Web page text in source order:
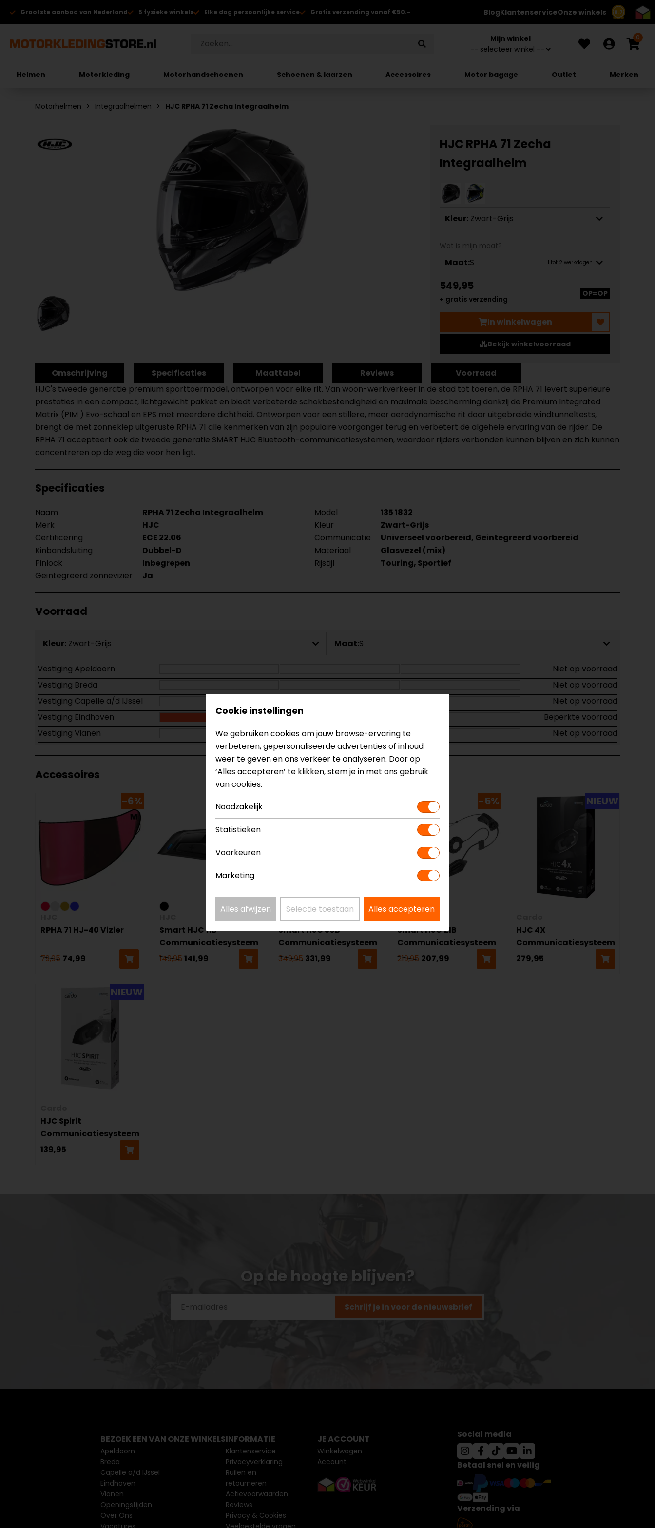
8.7
Grootste aanbod van Nederland 5 fysieke winkels Elke dag persoonlijke service Gratis verzending vanaf €50.- BlogKlantenserviceOnze winkels
Mijn winkel 0
Helmen Motorkleding Motorhandschoenen Schoenen & laarzen Accessoires Motor bagage Outlet Merken
Motorhelmen Integraalhelmen HJC RPHA 71 Zecha Integraalhelm
HJC RPHA 71 Zecha
Integraalhelm
Kleur: Zwart-Grijs
Wat is mijn maat?
Maat:S 1 tot 2 werkdagen
549,95
+ gratis verzending
OP=OP
In winkelwagen
Bekijk winkelvoorraad
Omschrijving Specificaties Maattabel Reviews
Voorraad
HJC's tweede generatie premium sporttoermodel, ontworpen voor elke rit. Van woon-werkverkeer in de stad tot toeren, de RPHA 71 levert superieure
prestaties in een compact, lichtgewicht pakket en biedt verbeterde schokbestendigheid en maximale bescherming dankzij de Premium Integrated
Matrix (PIM ) Evo-schaal en EPS met meerdere dichtheid. Ontworpen voor een stillere, meer aerodynamische rit door uitgebreide windtunneltests,
brengt de met zonneklep uitgeruste RPHA 71 alle kenmerken van zijn populaire voorganger terug en verbetert de algehele ervaring van de rijder. De
RPHA 71 accepteert ook de tweede generatie SMART HJC Bluetooth-communicatiesystemen, waardoor rijders verbonden kunnen blijven en zich kunnen
concentreren op de weg die voor hen ligt.
Specificaties
Naam RPHA 71 Zecha Integraalhelm Model
135 1832
Merk
HJC Kleur
Zwart-Grijs
Certificering
ECE 22.06 Communicatie
Universeel voorbereid, Geintegreerd voorbereid
Kinbandsluiting
Dubbel-D Materiaal
Glasvezel (mix)
Pinlock
Inbegrepen Rijstijl
Touring, Sportief
Geïntegreerd zonnevizier
Ja
Voorraad
Kleur: Zwart-Grijs Maat:S
Vestiging Apeldoorn
Niet op voorraad
Vestiging Breda
Niet op voorraad
Vestiging Capelle a/d IJssel
Niet op voorraad
Vestiging Eindhoven
Beperkte voorraad
Vestiging Vianen
Niet op voorraad
Accessoires
-6%
RPHA 71 HJ-40 Vizier
79,95 74,99
-5%
Smart HJC 11B
Communicatiesysteem
149,95 141,99
HJC
Smart HJC 50B
Communicatiesysteem
349,95 331,99
-5%
HJC
Smart HJC 21B
Communicatiesysteem
219,95 207,99
NIEUW
HJC 4X
Communicatiesysteem
279,95
NIEUW
HJC Spirit
Communicatiesysteem
139,95
Op de hoogte blijven?
Schrijf je in voor de nieuwsbrief
Cookie instellingen
We gebruiken cookies om jouw browse-ervaring te
verbeteren, gepersonaliseerde advertenties of inhoud
weer te geven en ons verkeer te analyseren. Door op
‘Alles accepteren’ te klikken, stem je in met ons gebruik
van cookies.
Noodzakelijk
Statistieken
Voorkeuren
Marketing
Alles afwijzen Selectie toestaan Alles accepteren
BEZOEK EEN VAN ONZE WINKELS
Apeldoorn
Breda
Capelle a/d IJssel
Eindhoven
Vianen
Openingstijden
Over Ons
Vacatures
INFORMATIE
Klantenservice
Privacyverklaring
Ruilen en
retourneren
Actievoorwaarden
Reviews
Privacy & Cookies
Veelgestelde vragen
JE ACCOUNT
Winkelwagen
Account
Social media
Betaal snel en veilig
Verzending via